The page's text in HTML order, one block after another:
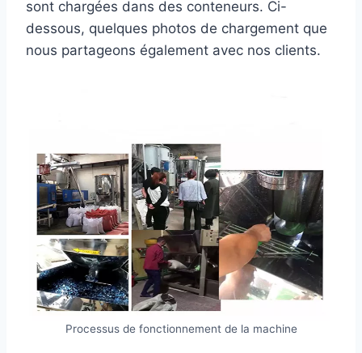
sont chargées dans des conteneurs. Ci-
dessous, quelques photos de chargement que
nous partageons également avec nos clients.
Processus de fonctionnement de la machine